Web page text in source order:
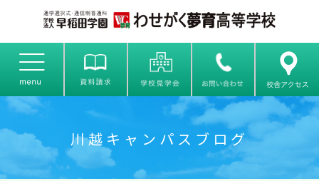
川越キャンパスブログ